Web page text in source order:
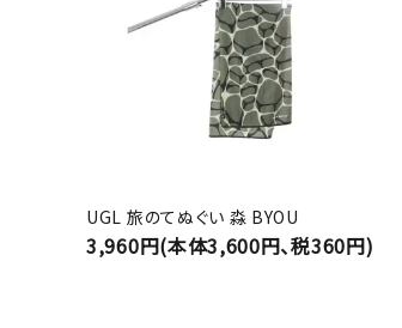
UGL 旅のてぬぐい 淼 BYOU
3,960円(本体3,600円、税360円)